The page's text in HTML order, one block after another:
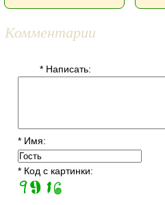
Комментарии
* Написать:
* Имя:
* Код с картинки: